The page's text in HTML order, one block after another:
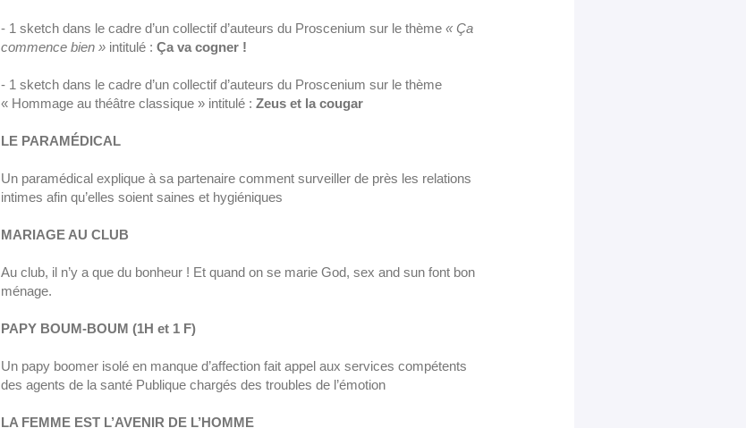
- 1 sketch dans le cadre d’un collectif d’auteurs du Proscenium sur le thème « Ça
commence bien »intitulé : Ça va cogner !
- 1 sketch dans le cadre d’un collectif d’auteurs du Proscenium sur le thème
« Hommage au théâtre classique » intitulé : Zeus et la cougar
LE PARAMÉDICAL
Un paramédical explique à sa partenaire comment surveiller de près les relations
intimes afin qu’elles soient saines et hygiéniques
MARIAGE AU CLUB
Au club, il n’y a que du bonheur ! Et quand on se marie God, sex and sun font bon
ménage.
PAPY BOUM-BOUM (1H et 1 F)
Un papy boomer isolé en manque d’affection fait appel aux services compétents
des agents de la santé Publique chargés des troubles de l’émotion
LA FEMME EST L’AVENIR DE L’HOMME